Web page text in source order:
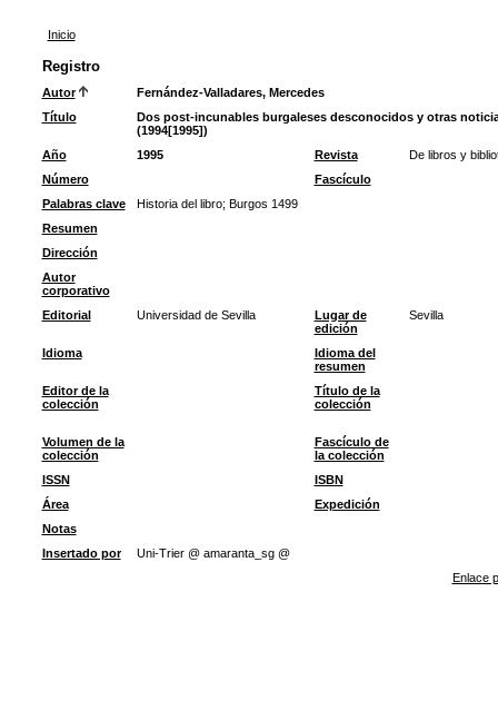
Inicio
Registro
Autor
Fernández-Valladares, Mercedes
Título
Dos post-incunables burgaleses desconocidos y otras
(1994[1995])
Año
1995 Revista
De libros y
Número
Fascículo
Palabras clave
Historia del libro; Burgos 1499
Resumen
Dirección
Autor
corporativo
Editorial
Universidad de Sevilla
Lugar de
edición
Sevilla
Idioma
Idioma del
resumen
Editor de la
colección
Título de la
colección
Volumen de la
colección
Fascículo de
la colección
ISSN
ISBN
Área
Expedición
Notas
Insertado por
Uni-Trier @ amaranta_sg @
Enlace